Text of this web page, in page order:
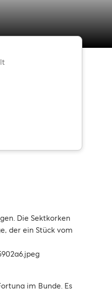
Die Sektkorken
der ein Stück vom
im Bunde. Es